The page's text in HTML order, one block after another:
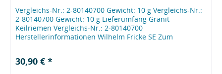
Vergleichs-Nr.: 2-80140700 Gewicht: 10 g Vergleichs-Nr.:
2-80140700 Gewicht: 10 g Lieferumfang Granit
Keilriemen Vergleichs-Nr.: 2-80140700
Herstellerinformationen Wilhelm Fricke SE Zum
30,90 € *